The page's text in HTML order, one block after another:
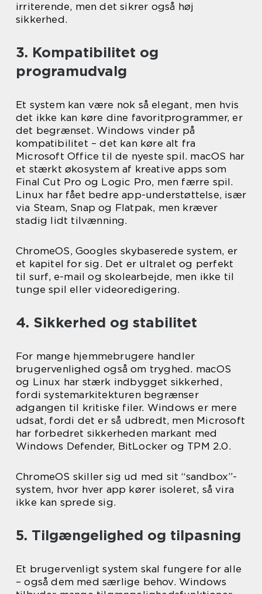
irriterende, men det sikrer også høj
sikkerhed.
3. Kompatibilitet og
programudvalg
Et system kan være nok så elegant, men hvis
det ikke kan køre dine favoritprogrammer, er
det begrænset. Windows vinder på
kompatibilitet – det kan køre alt fra
Microsoft Office til de nyeste spil. macOS har
et stærkt økosystem af kreative apps som
Final Cut Pro og Logic Pro, men færre spil.
Linux har fået bedre app-understøttelse, især
via Steam, Snap og Flatpak, men kræver
stadig lidt tilvænning.
ChromeOS, Googles skybaserede system, er
et kapitel for sig. Det er ultralet og perfekt
til surf, e-mail og skolearbejde, men ikke til
tunge spil eller videoredigering.
4. Sikkerhed og stabilitet
For mange hjemmebrugere handler
brugervenlighed også om tryghed. macOS
og Linux har stærk indbygget sikkerhed,
fordi systemarkitekturen begrænser
adgangen til kritiske filer. Windows er mere
udsat, fordi det er så udbredt, men Microsoft
har forbedret sikkerheden markant med
Windows Defender, BitLocker og TPM 2.0.
ChromeOS skiller sig ud med sit “sandbox”-
system, hvor hver app kører isoleret, så vira
ikke kan sprede sig.
5. Tilgængelighed og tilpasning
Et brugervenligt system skal fungere for alle
– også dem med særlige behov. Windows